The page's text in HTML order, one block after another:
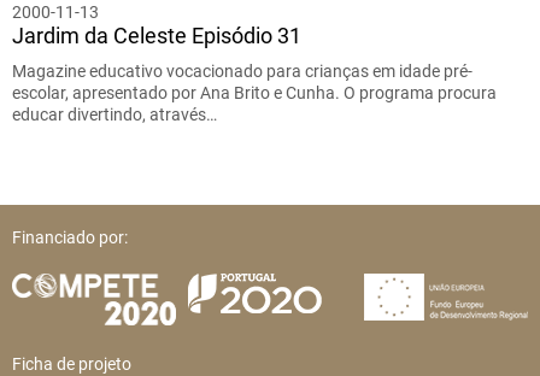
2000-11-13
Jardim da Celeste Episódio 31
Magazine educativo vocacionado para crianças em idade pré-
escolar, apresentado por Ana Brito e Cunha. O programa procura
educar divertindo, através…
Financiado por:
Ficha de projeto